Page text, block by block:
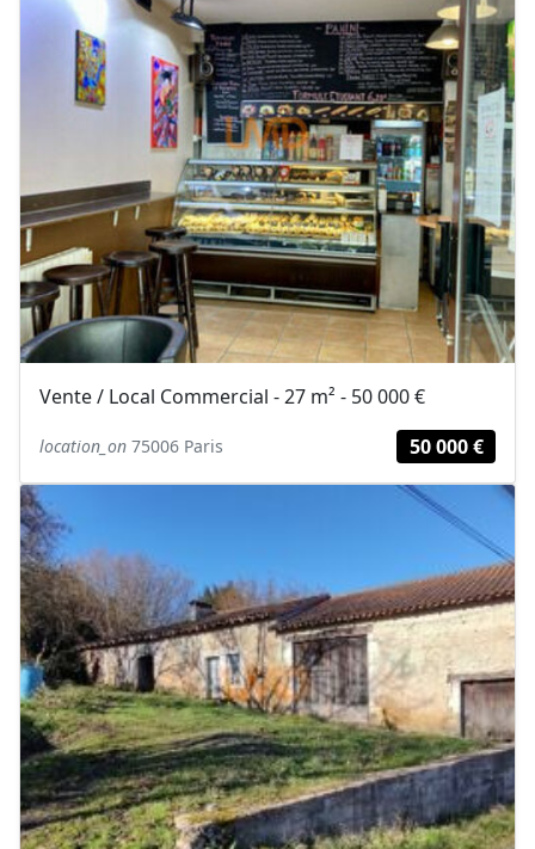
Vente / Local Commercial - 27 m² - 50 000 €
location_on 75006 Paris 50 000 €